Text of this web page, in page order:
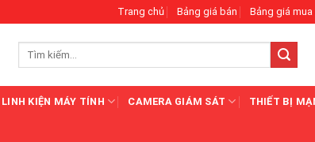
Trang chủ Bảng giá bán Bảng giá mua
Tìm
LINH KIỆN MÁY TÍNH CAMERA GIÁM SÁT THIẾT BỊ